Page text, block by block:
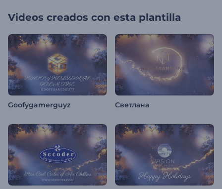
Videos creados con esta plantilla
Goofygamerguyz Светлана